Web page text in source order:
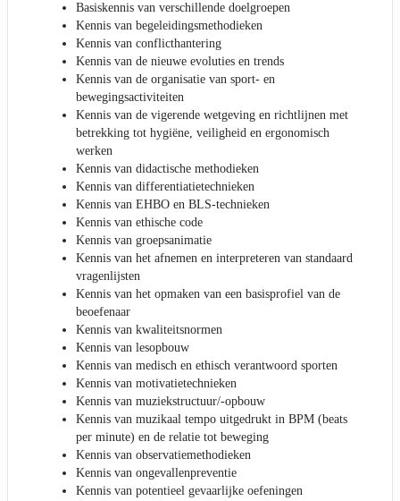
Basiskennis van verschillende doelgroepen
Kennis van begeleidingsmethodieken
Kennis van conflicthantering
Kennis van de nieuwe evoluties en trends
Kennis van de organisatie van sport- en
bewegingsactiviteiten
Kennis van de vigerende wetgeving en richtlijnen met
betrekking tot hygiëne, veiligheid en ergonomisch
werken
Kennis van didactische methodieken
Kennis van differentiatietechnieken
Kennis van EHBO en BLS-technieken
Kennis van ethische code
Kennis van groepsanimatie
Kennis van het afnemen en interpreteren van standaard
vragenlijsten
Kennis van het opmaken van een basisprofiel van de
beoefenaar
Kennis van kwaliteitsnormen
Kennis van lesopbouw
Kennis van medisch en ethisch verantwoord sporten
Kennis van motivatietechnieken
Kennis van muziekstructuur/-opbouw
Kennis van muzikaal tempo uitgedrukt in BPM (beats
per minute) en de relatie tot beweging
Kennis van observatiemethodieken
Kennis van ongevallenpreventie
Kennis van potentieel gevaarlijke oefeningen